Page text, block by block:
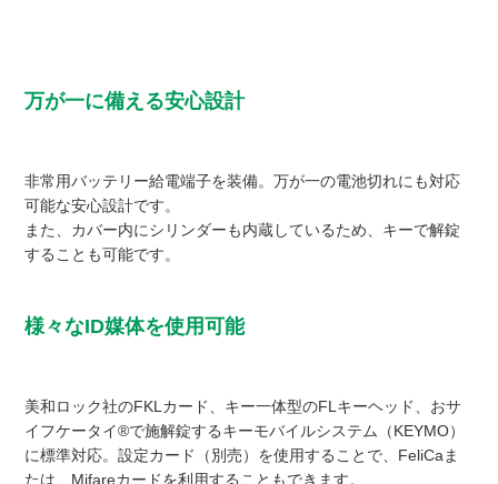
万が一に備える安心設計
非常用バッテリー給電端子を装備。万が一の電池切れにも対応
可能な安心設計です。
また、カバー内にシリンダーも内蔵しているため、キーで解錠
することも可能です。
様々なID媒体を使用可能
美和ロック社のFKLカード、キー一体型のFLキーヘッド、おサ
イフケータイ®で施解錠するキーモバイルシステム（KEYMO）
に標準対応。設定カード（別売）を使用することで、FeliCaま
たは、Mifareカードを利用することもできます。